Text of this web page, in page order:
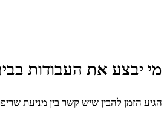
מי יבצע את העבודות
הגיע הזמן להבין שיש קשר בין מניעת